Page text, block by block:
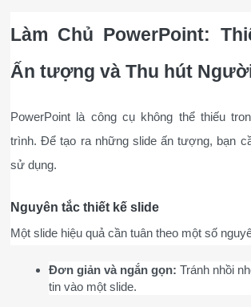
Làm Chủ PowerPoint:
Ấn tượng và Thu hút
PowerPoint là công cụ không thể thiếu
trình. Để tạo ra những slide ấn tượng, bạn
sử dụng.
Nguyên tắc thiết kế slide
Một slide hiệu quả cần tuân theo một số
Đơn giản và ngắn gọn: Tránh nhồi
tin vào một slide.